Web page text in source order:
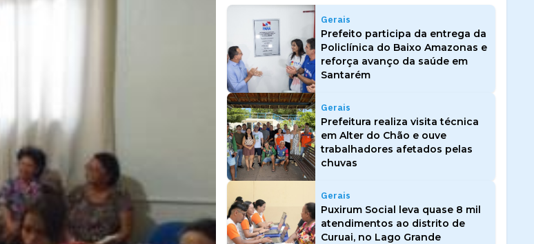
Gerais
Prefeito participa da entrega da
Policlínica do Baixo Amazonas e
reforça avanço da saúde em
Santarém
Gerais
Prefeitura realiza visita técnica
em Alter do Chão e ouve
trabalhadores afetados pelas
chuvas
Gerais
Puxirum Social leva quase 8 mil
atendimentos ao distrito de
Curuai, no Lago Grande